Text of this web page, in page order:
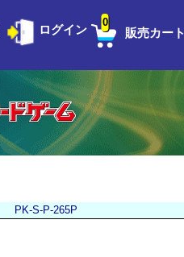
ログイン 販売カート
0
PK-S-P-265P